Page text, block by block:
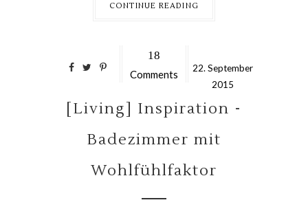
CONTINUE READING
18
Comments 22.September
2015
[Living] Inspiration -
Badezimmer mit
Wohlfühlfaktor